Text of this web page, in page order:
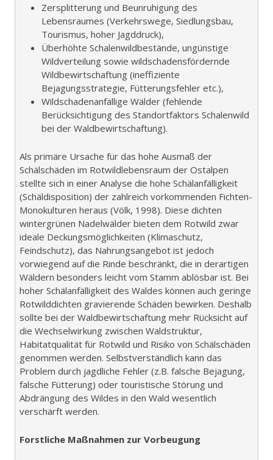
Zersplitterung und Beunruhigung des
Lebensraumes (Verkehrswege, Siedlungsbau,
Tourismus, hoher Jagddruck),
Überhöhte Schalenwildbestände, ungünstige
Wildverteilung sowie wildschadensfördernde
Wildbewirtschaftung (ineffiziente
Bejagungsstrategie, Fütterungsfehler etc.),
Wildschadenanfällige Wälder (fehlende
Berücksichtigung des Standortfaktors Schalenwild
bei der Waldbewirtschaftung).
Als primäre Ursache für das hohe Ausmaß der
Schälschäden im Rotwildlebensraum der Ostalpen
stellte sich in einer Analyse die hohe Schälanfälligkeit
(Schäldisposition) der zahlreich vorkommenden Fichten-
Monokulturen heraus (Völk, 1998). Diese dichten
wintergrünen Nadelwälder bieten dem Rotwild zwar
ideale Deckungsmöglichkeiten (Klimaschutz,
Feindschutz), das Nahrungsangebot ist jedoch
vorwiegend auf die Rinde beschränkt, die in derartigen
Wäldern besonders leicht vom Stamm ablösbar ist. Bei
hoher Schälanfälligkeit des Waldes können auch geringe
Rotwilddichten gravierende Schäden bewirken. Deshalb
sollte bei der Waldbewirtschaftung mehr Rücksicht auf
die Wechselwirkung zwischen Waldstruktur,
Habitatqualität für Rotwild und Risiko von Schälschäden
genommen werden. Selbstverständlich kann das
Problem durch jagdliche Fehler (z.B. falsche Bejagung,
falsche Fütterung) oder touristische Störung und
Abdrängung des Wildes in den Wald wesentlich
verschärft werden.
Forstliche Maßnahmen zur Vorbeugung